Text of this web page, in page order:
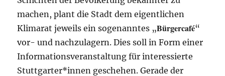
machen, plant die Stadt dem eigentlichen
Klimarat jeweils ein sogenanntes „Bürgercafé“
vor- und nachzulagern. Dies soll in Form einer
Informationsveranstaltung für interessierte
Stuttgarter*innen geschehen. Gerade der